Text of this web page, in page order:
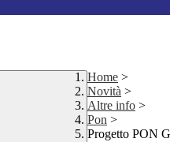
Home >
Novità >
Altre info >
Pon >
Progetto PON